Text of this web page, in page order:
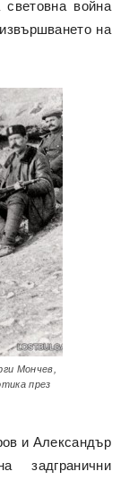
война
на
Мончев,
през
и Александър
задгранични